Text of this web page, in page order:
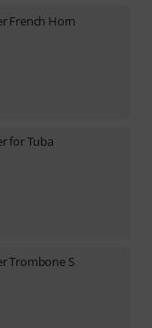
French Horn
for Tuba
Trombone S